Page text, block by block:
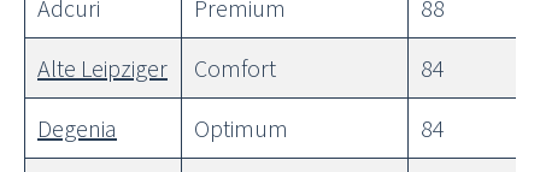
Adcuri
Premium
88
Alte Leipziger
Comfort
84
Degenia
Optimum
84